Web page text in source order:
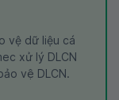
vệ dữ liệu cá
xử lý DLCN
vệ DLCN.